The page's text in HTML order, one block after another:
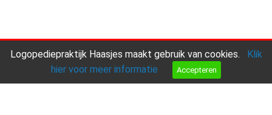
Logopediepraktijk Haasjes maakt gebruik van cookies.
Klik
hier voor meer informatie
Accepteren